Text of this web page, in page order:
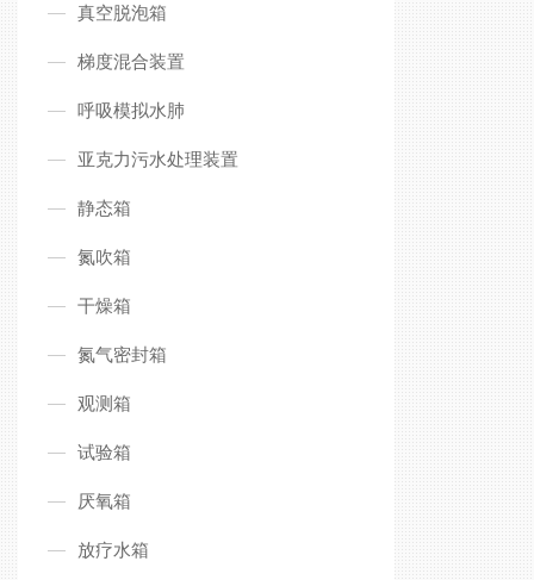
真空脱泡箱
梯度混合装置
呼吸模拟水肺
亚克力污水处理装置
静态箱
氮吹箱
干燥箱
氮气密封箱
观测箱
试验箱
厌氧箱
放疗水箱